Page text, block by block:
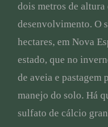
dois metros de altura
desenvolvimento. O
hectares, em Nova
estado, que no
de aveia e pastagem
manejo do solo. Há
sulfato de cálcio